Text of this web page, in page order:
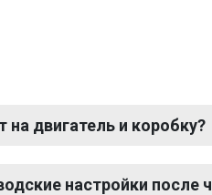
на двигатель и коробку?
настройки после